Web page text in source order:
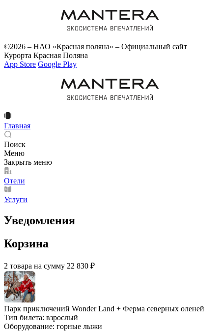
©2026 – НАО «Красная поляна» – Официальный сайт
Курорта Красная Поляна
App Store Google Play
Главная
Поиск
Меню
Закрыть меню
Отели
Услуги
Уведомления
Корзина
2 товара на сумму 22 830 ₽
Парк приключений Wonder Land + Ферма северных оленей
Тип билета: взрослый
Оборудование: горные лыжи